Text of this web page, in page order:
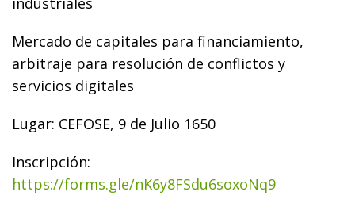
Mercado de capitales para financiamiento,
arbitraje para resolución de conflictos y
servicios digitales
Lugar: CEFOSE, 9 de Julio 1650
Inscripción:
https://forms.gle/nK6y8FSdu6soxoNq9